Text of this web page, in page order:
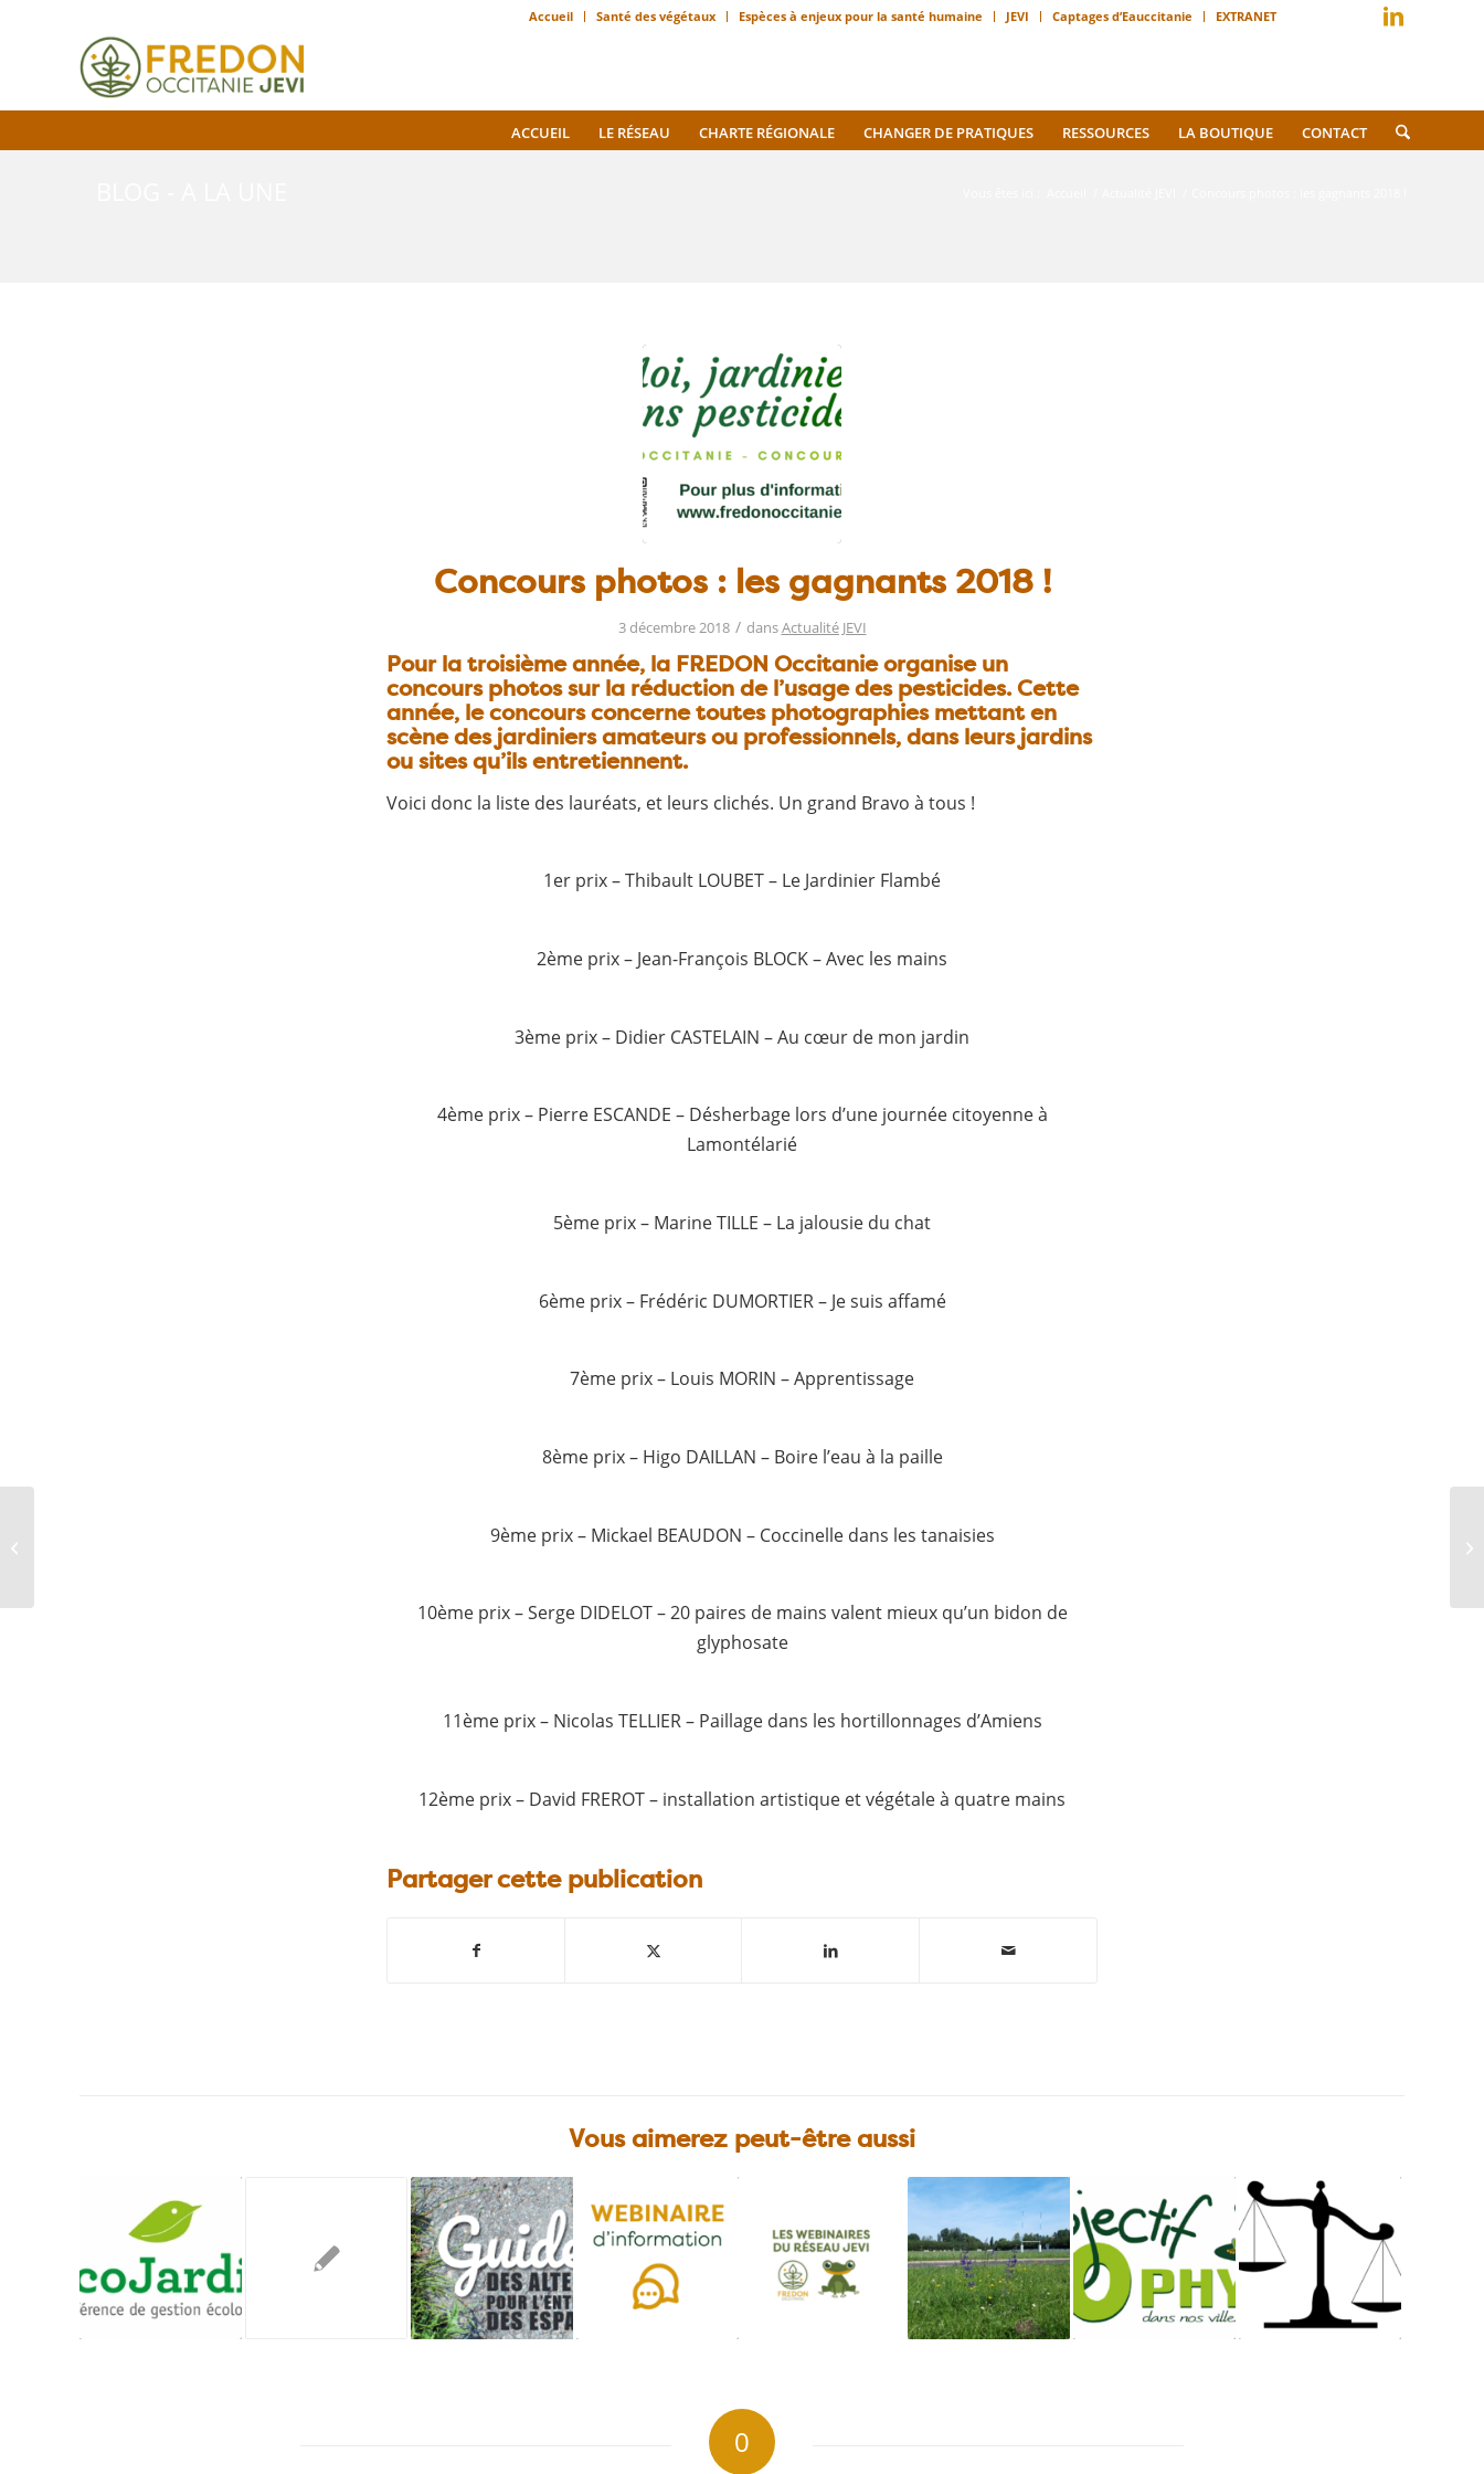
Accueil Santé des végétaux Espèces à enjeux pour la santé humaine JEVI Captages d’Eauccitanie EXTRANET
ACCUEIL LE RÉSEAU CHARTE RÉGIONALE CHANGER DE PRATIQUES RESSOURCES LA BOUTIQUE CONTACT
Concours photos : les gagnants 2018 !
3 décembre 2018 / dansActualité JEVI
Pour la troisième année, la FREDON Occitanie organise un
concours photos sur la réduction de l’usage des pesticides. Cette
année, le concours concerne toutes photographies mettant en
scène des jardiniers amateurs ou professionnels, dans leurs jardins
ou sites qu’ils entretiennent.
Voici donc la liste des lauréats, et leurs clichés. Un grand Bravo à tous !
1er prix – Thibault LOUBET – Le Jardinier Flambé
2ème prix – Jean-François BLOCK – Avec les mains
3ème prix – Didier CASTELAIN – Au cœur de mon jardin
4ème prix – Pierre ESCANDE – Désherbage lors d’une journée citoyenne à
Lamontélarié
5ème prix – Marine TILLE – La jalousie du chat
6ème prix – Frédéric DUMORTIER – Je suis affamé
7ème prix – Louis MORIN – Apprentissage
8ème prix – Higo DAILLAN – Boire l’eau à la paille
9ème prix – Mickael BEAUDON – Coccinelle dans les tanaisies
10ème prix – Serge DIDELOT – 20 paires de mains valent mieux qu’un bidon de
glyphosate
11ème prix – Nicolas TELLIER – Paillage dans les hortillonnages d’Amiens
12ème prix – David FREROT – installation artistique et végétale à quatre mains
Partager cette publication
Vous aimerez peut-être aussi
0